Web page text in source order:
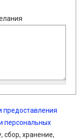
предоставления
персональных
сбор, хранение,